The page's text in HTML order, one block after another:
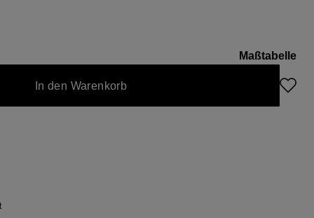
nicht verfügbar.)
Maßtabelle
In den Warenkorb